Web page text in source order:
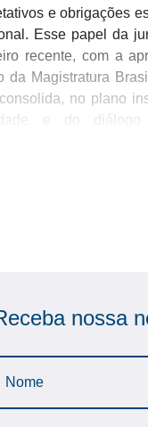
e obrigações
Esse papel da
recente, com a
da Magistratura
no plano
e do
nesse contexto,
compõem
parte dessa
nossa